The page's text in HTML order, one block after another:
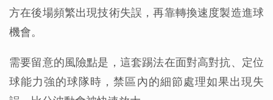
方在後場頻繁出現技術失誤，再靠轉換速度製造進球
機會。
需要留意的風險點是，這套踢法在面對高對抗、定位
球能力強的球隊時，禁區內的細節處理如果出現失